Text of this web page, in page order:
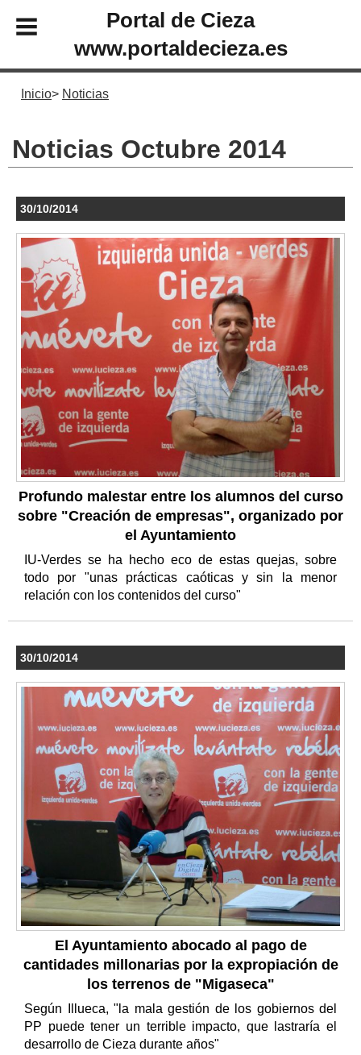
Portal de Cieza
www.portaldecieza.es
Inicio Noticias
Noticias Octubre 2014
30/10/2014
Profundo malestar entre los alumnos del curso
sobre "Creación de empresas", organizado por
el Ayuntamiento
IU-Verdes se ha hecho eco de estas quejas, sobre
todo por "unas prácticas caóticas y sin la menor
relación con los contenidos del curso"
30/10/2014
El Ayuntamiento abocado al pago de
cantidades millonarias por la expropiación de
los terrenos de "Migaseca"
Según Illueca, "la mala gestión de los gobiernos del
PP puede tener un terrible impacto, que lastraría el
desarrollo de Cieza durante años"